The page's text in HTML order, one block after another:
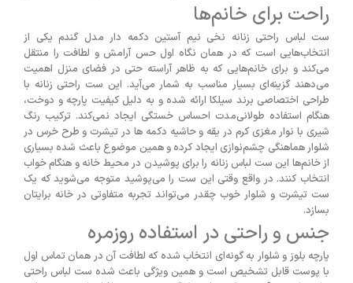
راحت برای خانم‌ها
ست لباس راحتی زنانه نخی نیم آستین دکمه دار مدل گندم یکی از
انتخاب‌هایی است که در همان نگاه اول حس آرامش و لطافت را منتقل
می‌کند و برای خانم‌هایی که به ظاهر آراسته حتی در فضای منزل اهمیت
می‌دهند گزینه‌ای بسیار مناسب به شمار می‌آید. این ست راحتی زنانه با
طراحی اختصاصی برند سیلکا ارائه شده و به دلیل کیفیت پارچه و دوخت،
هنگام استفاده طولانی‌مدت احساس خستگی ایجاد نمی‌کند. ترکیب رنگ
شیری با نوار مغزی کرم در یقه و حاشیه دکمه ها در تیشرت و طرح خرس در
شلوار هماهنگی چشم‌نوازی ایجاد کرده و همین موضوع باعث شده بسیاری
از خانم‌ها این ست لباس زنانه را برای پوشیدن در محیط خانه و هنگام خواب
انتخاب کنند. در واقع وقتی این ست را می‌پوشید متوجه می‌شوید که یک
ست تیشرت و شلوار خوب چقدر می‌تواند تجربه متفاوتی در خانه برایتان
بسازد.
جنس و راحتی در استفاده روزمره
پارچه بلوز و شلوار به گونه‌ای انتخاب شده که لطافت آن در همان تماس اول
با پوست قابل تشخیص است و همین ویژگی باعث شده ست لباس راحتی